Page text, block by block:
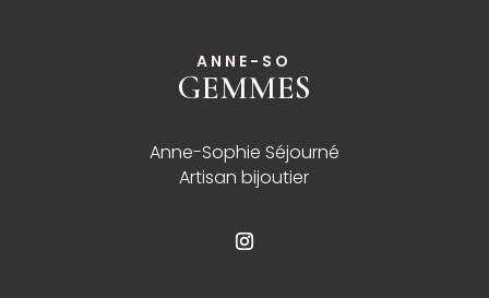
ANNE-SO
GEMMES
Anne-Sophie Séjourné
Artisan bijoutier